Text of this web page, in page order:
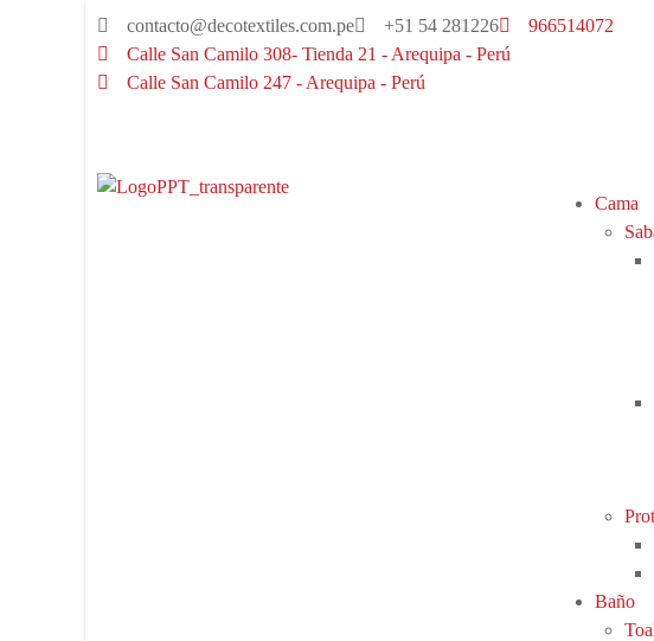
contacto@decotextiles.com.pe +51 54 281226
966514072
Calle San Camilo 308- Tienda 21 - Arequipa - Perú
Calle San Camilo 247 - Arequipa - Perú​
Cama
Baño